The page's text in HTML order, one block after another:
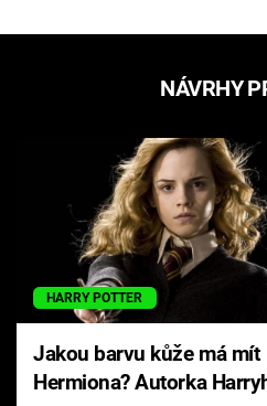
NÁVRHY
HARRY POTTER
Jakou barvu kůže má mít
Hermiona? Autorka